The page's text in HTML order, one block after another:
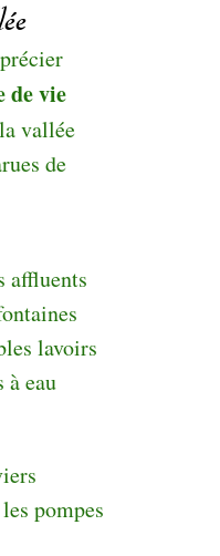
de vie
vallée
de
affluents
lavoirs
eau
pompes